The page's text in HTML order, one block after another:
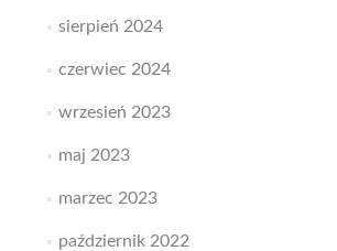
sierpień 2024
czerwiec 2024
wrzesień 2023
maj 2023
marzec 2023
październik 2022